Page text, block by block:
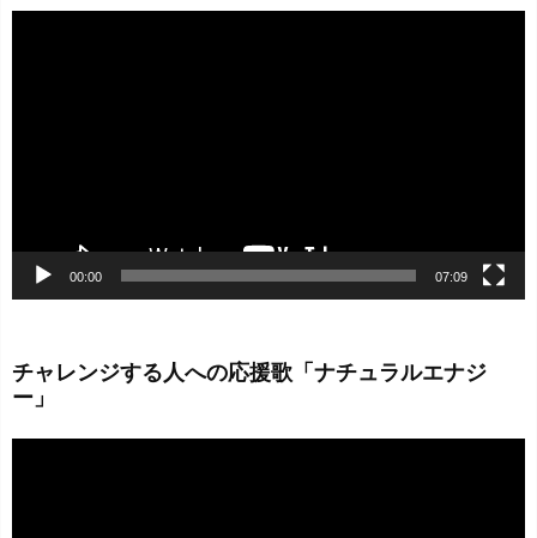
00:00 07:09
チャレンジする人への応援歌「ナチュラルエナジ
ー」